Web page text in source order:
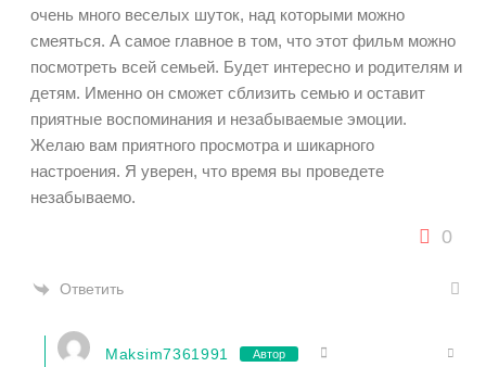
очень много веселых шуток, над которыми можно
смеяться. А самое главное в том, что этот фильм можно
посмотреть всей семьей. Будет интересно и родителям и
детям. Именно он сможет сблизить семью и оставит
приятные воспоминания и незабываемые эмоции.
Желаю вам приятного просмотра и шикарного
настроения. Я уверен, что время вы проведете
незабываемо.
0
Ответить
Maksim7361991 Автор